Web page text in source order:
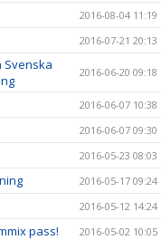
2016-08-04 11:19
2016-07-21 20:13
Svenska
2016-06-20 09:18
2016-06-07 10:38
2016-06-07 09:30
2016-05-23 08:03
2016-05-17 09:24
2016-05-12 14:24
pass! 2016-05-02 10:05